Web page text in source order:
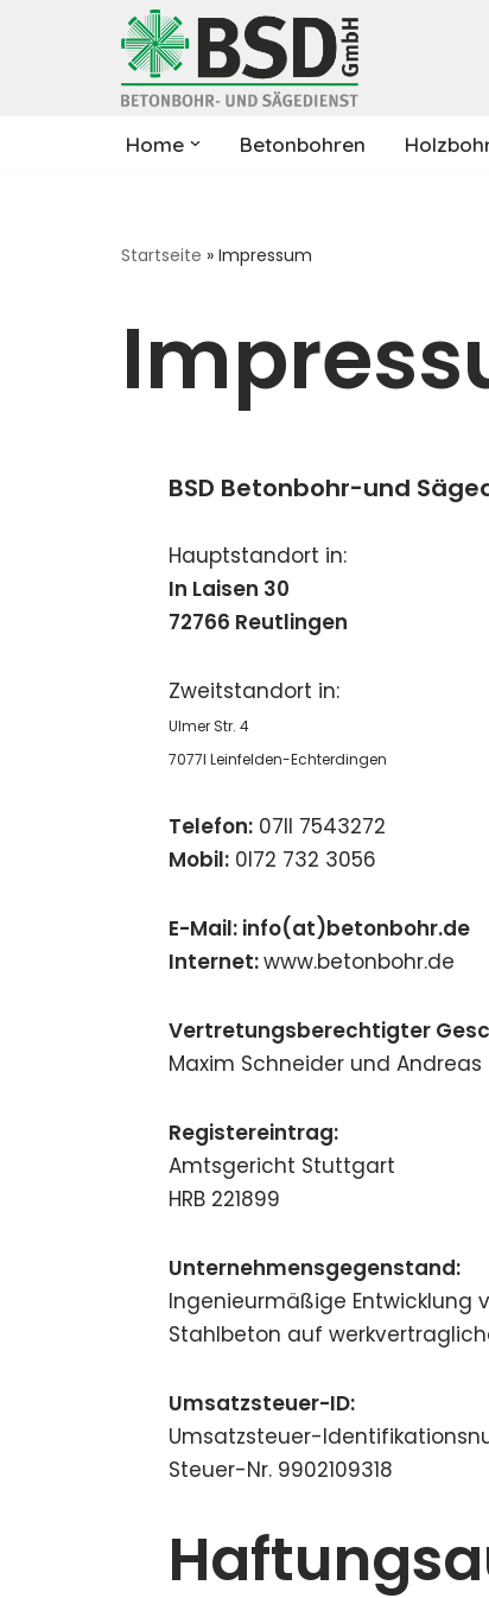
Home Betonbohren
Startseite » Impressum
BSD Betonbohr-und
Hauptstandort in:
In Laisen 30
72766 Reutlingen
Zweitstandort in:
Ulmer Str. 4
7077I Leinfelden-Echterdingen
Telefon: 07II 7543272
Mobil: 0I72 732 3056
E-Mail: info(at)betonbohr.de
Internet:www.betonbohr.de
Vertretungsberechtigter
Maxim Schneider und Andreas
Registereintrag:
Amtsgericht Stuttgart
HRB 221899
Unternehmensgegenstand:
Ingenieurmäßige Entwicklung
Stahlbeton auf
Umsatzsteuer-ID:
Umsatzsteuer-
Steuer-Nr. 9902109318